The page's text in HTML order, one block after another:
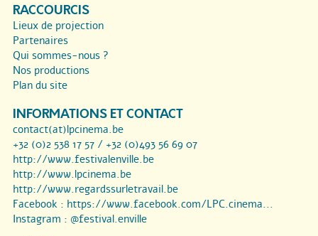
RACCOURCIS
Lieux de projection
Partenaires
Qui sommes-nous ?
Nos productions
Plan du site
INFORMATIONS ET CONTACT
contact(at)lpcinema.be
+32 (0)2 538 17 57 / +32 (0)493 56 69 07
http://www.festivalenville.be
http://www.lpcinema.be
http://www.regardssurletravail.be
Facebook : https://www.facebook.com/LPC.cinema...
Instagram : @festival.enville